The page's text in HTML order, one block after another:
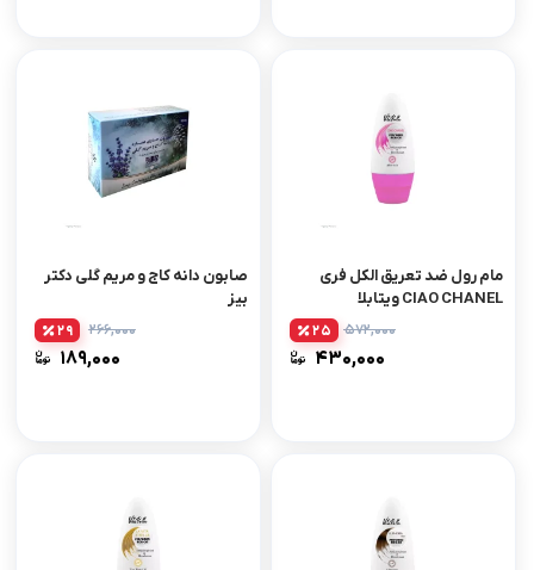
مام رول ضد تعریق الکل فری
CIAO CHANEL ویتابلا
۵۷۲,۰۰۰
۴۳۰,۰۰۰
25
صابون دانه کاج و مریم گلی دکتر
بیز
۲۶۶,۰۰۰
۱۸۹,۰۰۰
29